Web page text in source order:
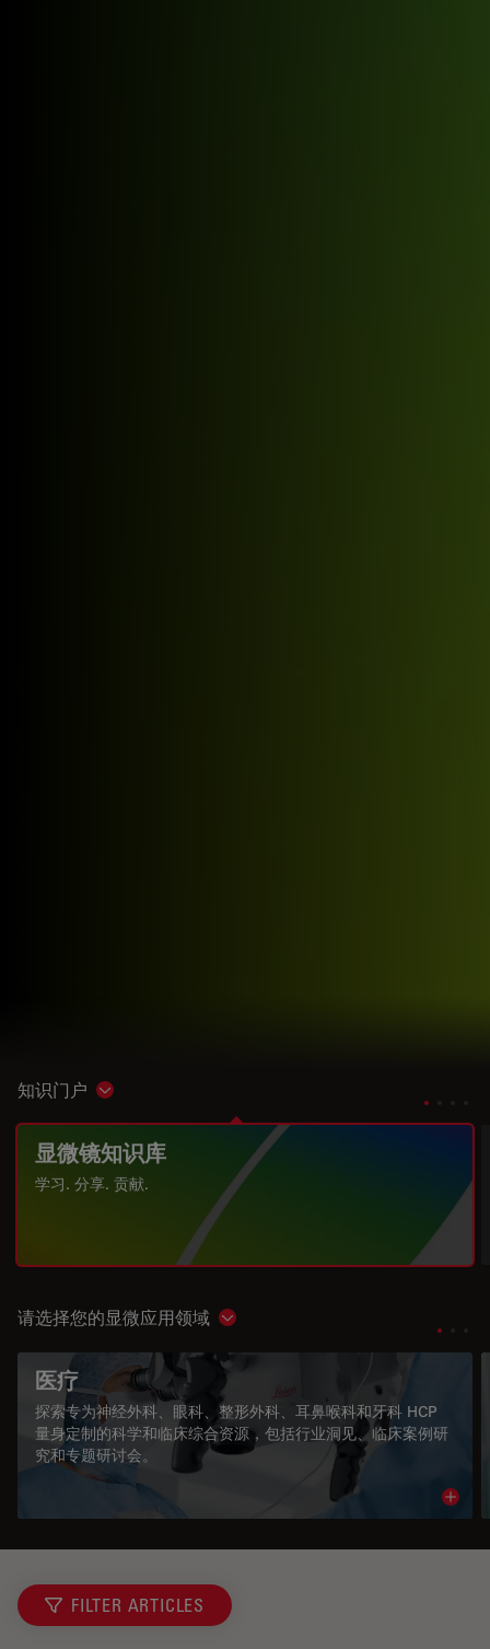
知识门户 Show subnavigation
显微镜知识库
学习. 分享. 贡献.
请选择您的显微应用领域 Show subnavigation
医疗
探索专为神经外科、眼科、整形外科、耳鼻喉科和牙科 HCP
量身定制的科学和临床综合资源，包括行业洞见、临床案例研
究和专题研讨会。
FILTER ARTICLES